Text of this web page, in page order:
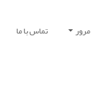
مرور تماس با ما